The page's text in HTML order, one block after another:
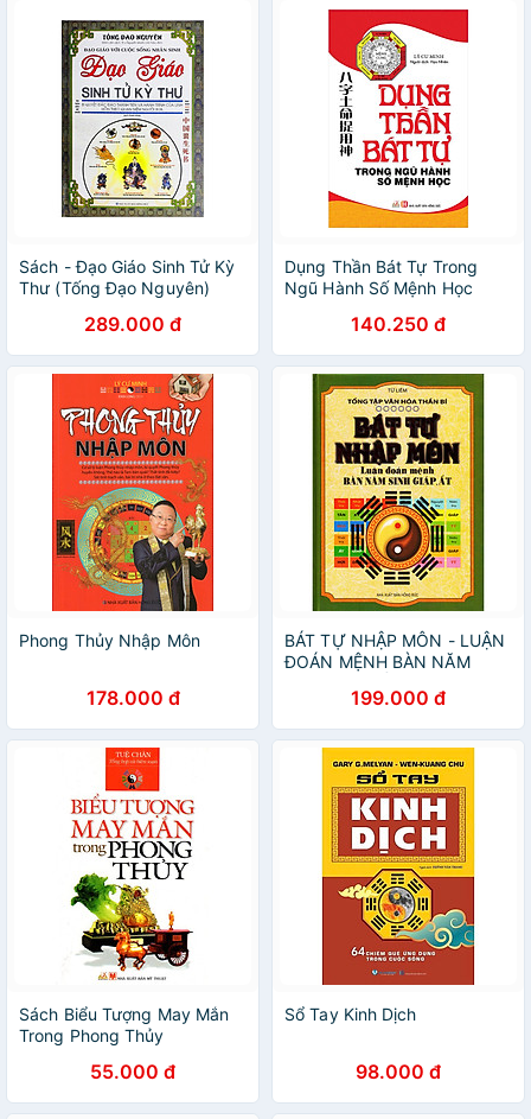
Sách - Đạo Giáo Sinh Tử Kỳ
Thư (Tống Đạo Nguyên)
289.000 đ
Dụng Thần Bát Tự Trong
Ngũ Hành Số Mệnh Học
140.250 đ
Phong Thủy Nhập Môn
178.000 đ
BÁT TỰ NHẬP MÔN - LUẬN
ĐOÁN MỆNH BÀN NĂM
199.000 đ
Sách Biểu Tượng May Mắn
Trong Phong Thủy
55.000 đ
Sổ Tay Kinh Dịch
98.000 đ